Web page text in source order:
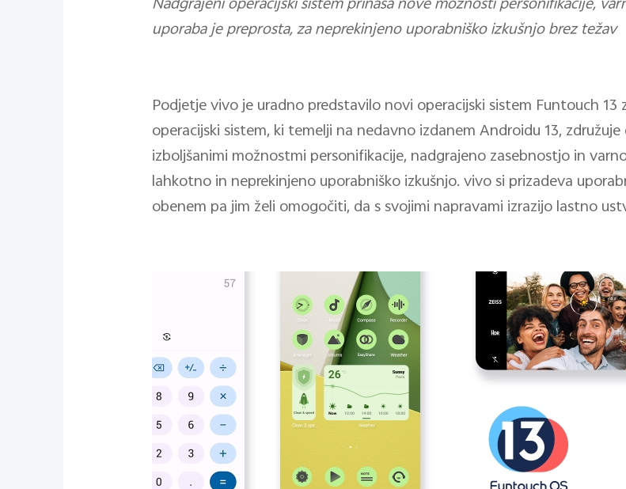
uporaba je preprosta, za neprekinjeno uporabniško izkušnjo brez težav
Podjetje vivo je uradno predstavilo novi operacijski sistem Funtouch
operacijski sistem, ki temelji na nedavno izdanem Androidu 13,
izboljšanimi možnostmi personifikacije, nadgrajeno zasebnostjo in
lahkotno in neprekinjeno uporabniško izkušnjo. vivo si prizadeva
obenem pa jim želi omogočiti, da s svojimi napravami izrazijo lastno